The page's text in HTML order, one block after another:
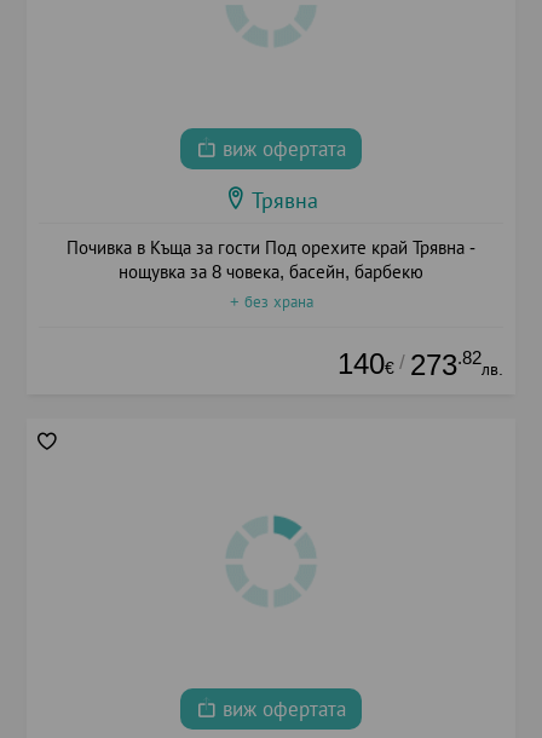
виж офертата
Трявна
Почивка в Къща за гости Под орехите край Трявна -
нощувка за 8 човека, басейн, барбекю
+ без храна
140€ / 273.82
лв.
виж офертата